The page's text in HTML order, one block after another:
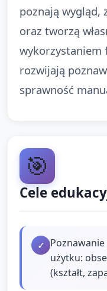
poznają wygląd,
oraz tworzą
wykorzystaniem
rozwijają
sprawność
🎯
Cele
✓
użytku:
(kształt,